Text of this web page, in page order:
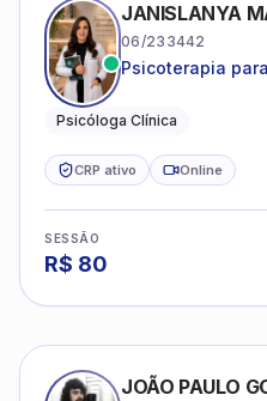
JANISLANYA
06/233442
Psicoterapia
Psicóloga Clínica
CRP ativo Online
SESSÃO
R$ 80
JOÃO PAULO